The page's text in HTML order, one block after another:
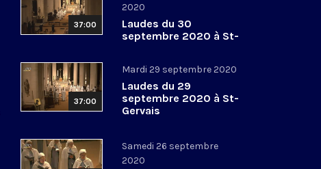
37:00
2020
Laudes du 30
septembre 2020 à St-
37:00
Mardi 29 septembre 2020
Laudes du 29
septembre 2020 à St-
Gervais
Samedi 26 septembre
2020